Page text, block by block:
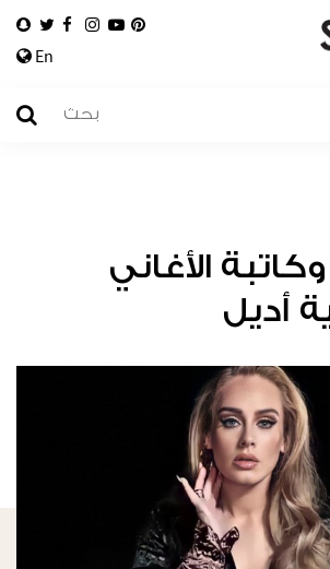
En
الأغاني
أديل